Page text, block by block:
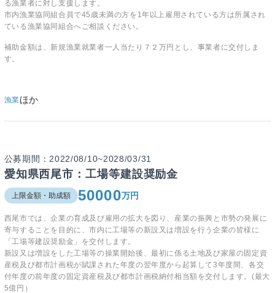
る漁業者に対し支援します。
市内漁業協同組合員で45歳未満の方を1年以上雇用されている方は所属され
ている漁業協同組合へご相談ください。
補助金額は、新規漁業就業者一人当たり７２万円とし、事業者に交付しま
す。
漁業ほか
公募期間：2022/08/10~2028/03/31
愛知県西尾市：工場等建設奨励金
上限金額・助成額 50000万円
西尾市では、企業の育成及び雇用の拡大を図り、産業の振興と市勢の発展に
寄与することを目的に、市内に工場等の新設又は増設を行う企業の皆様に
「工場等建設奨励金」を交付します。
新設又は増設をした工場等の操業開始後、最初に係る土地及び家屋の固定資
産税及び都市計画税が賦課された年度の翌年度から起算して3年度間、各交
付年度の前年度の固定資産税及び都市計画税納付相当額を交付します。(最大
5億円）